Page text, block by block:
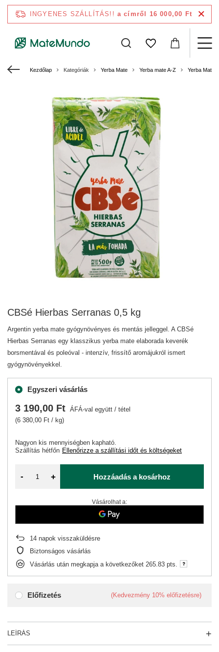
INGYENES SZÁLLÍTÁS!! a címről 16 000,00 Ft
Kezdőlap Kategóriák Yerba Mate Yerba mate A-Z Yerba Mate
CBSé Hierbas Serranas 0,5 kg
Argentin yerba mate gyógynövényes és mentás jelleggel. A CBSé
Hierbas Serranas egy klasszikus yerba mate elaborada keverék
borsmentával és poleóval - intenzív, frissítő aromájukról ismert
gyógynövényekkel.
Egyszeri vásárlás
Előfizetés (Kedvezmény 10% előfizetésre)
Nagyon kis mennyiségben kapható
Szállítás hétfőn Ellenőrizze a szállítási időt és költségeket
3 190,00 Ft ÁFÁ-val együtt / tétel
(6 380,00 Ft / kg)
- + Hozzáadás a kosárhoz
Vásárolhat a:
14 napok visszaküldésre
Biztonságos vásárlás
Vásárlás után megkapja a következőket 265.83 pts.
LEÍRÁS